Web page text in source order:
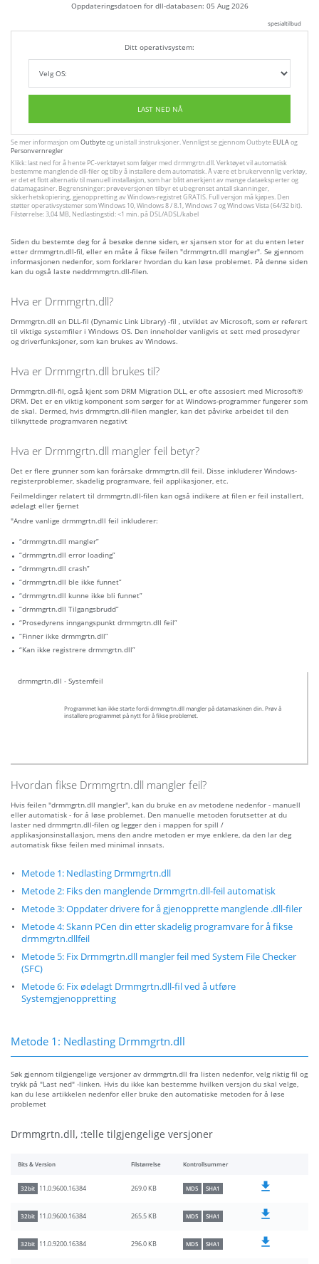
Oppdateringsdatoen for dll-databasen: 05 Aug 2026
spesialtilbud
Ditt operativsystem:
LAST NED NÅ
Se mer informasjon omOutbyteog unistall :instruksjoner. Vennligst se gjennom Outbyte EULAog
Personvernregler
Klikk: last ned for å hente PC-verktøyet som følger med drmmgrtn.dll. Verktøyet vil automatisk
bestemme manglende dll-filer og tilby å installere dem automatisk. Å være et brukervennlig verktøy,
er det et flott alternativ til manuell installasjon, som har blitt anerkjent av mange dataeksperter og
datamagasiner. Begrensninger: prøveversjonen tilbyr et ubegrenset antall skanninger,
sikkerhetskopiering, gjenoppretting av Windows-registret GRATIS. Full versjon må kjøpes. Den
støtter operativsystemer som Windows 10, Windows 8 / 8.1, Windows 7 og Windows Vista (64/32 bit).
Filstørrelse: 3,04 MB, Nedlastingstid: <1 min. på DSL/ADSL/kabel
Siden du bestemte deg for å besøke denne siden, er sjansen stor for at du enten leter
etter drmmgrtn.dll-fil, eller en måte å fikse feilen "drmmgrtn.dll mangler". Se gjennom
informasjonen nedenfor, som forklarer hvordan du kan løse problemet. På denne siden
kan du også laste neddrmmgrtn.dll-filen.
Hva er Drmmgrtn.dll?
Drmmgrtn.dll en DLL-fil (Dynamic Link Library) -fil , utviklet av Microsoft, som er referert
til viktige systemfiler i Windows OS. Den inneholder vanligvis et sett med prosedyrer
og driverfunksjoner, som kan brukes av Windows.
Hva er Drmmgrtn.dll brukes til?
Drmmgrtn.dll-fil, også kjent som DRM Migration DLL, er ofte assosiert med Microsoft®
DRM. Det er en viktig komponent som sørger for at Windows-programmer fungerer som
de skal. Dermed, hvis drmmgrtn.dll-filen mangler, kan det påvirke arbeidet til den
tilknyttede programvaren negativt
Hva er Drmmgrtn.dll mangler feil betyr?
Det er flere grunner som kan forårsake drmmgrtn.dll feil. Disse inkluderer Windows-
registerproblemer, skadelig programvare, feil applikasjoner, etc.
Feilmeldinger relatert til drmmgrtn.dll-filen kan også indikere at filen er feil installert,
ødelagt eller fjernet
"Andre vanlige drmmgrtn.dll feil inkluderer:
“drmmgrtn.dll mangler”
“drmmgrtn.dll error loading”
“drmmgrtn.dll crash”
“drmmgrtn.dll ble ikke funnet”
“drmmgrtn.dll kunne ikke bli funnet”
“drmmgrtn.dll Tilgangsbrudd”
“Prosedyrens inngangspunkt drmmgrtn.dll feil”
“Finner ikke drmmgrtn.dll”
“Kan ikke registrere drmmgrtn.dll”
drmmgrtn.dll - Systemfeil
Programmet kan ikke starte fordi drmmgrtn.dll mangler på datamaskinen din. Prøv å
installere programmet på nytt for å fikse problemet.
Hvordan fikse Drmmgrtn.dll mangler feil?
Hvis feilen "drmmgrtn.dll mangler", kan du bruke en av metodene nedenfor - manuell
eller automatisk - for å løse problemet. Den manuelle metoden forutsetter at du
laster ned drmmgrtn.dll-filen og legger den i mappen for spill /
applikasjonsinstallasjon, mens den andre metoden er mye enklere, da den lar deg
automatisk fikse feilen med minimal innsats.
Metode 1: Nedlasting Drmmgrtn.dll
Metode 2: Fiks den manglende Drmmgrtn.dll-feil automatisk
Metode 3: Oppdater drivere for å gjenopprette manglende .dll-filer
Metode 4: Skann PCen din etter skadelig programvare for å fikse
drmmgrtn.dllfeil
Metode 5: Fix Drmmgrtn.dll mangler feil med System File Checker
(SFC)
Metode 6: Fix ødelagt Drmmgrtn.dll-fil ved å utføre
Systemgjenoppretting
Metode 1: Nedlasting Drmmgrtn.dll
Søk gjennom tilgjengelige versjoner av drmmgrtn.dll fra listen nedenfor, velg riktig fil og
trykk på "Last ned" -linken. Hvis du ikke kan bestemme hvilken versjon du skal velge,
kan du lese artikkelen nedenfor eller bruke den automatiske metoden for å løse
problemet
Drmmgrtn.dll, :telle tilgjengelige versjoner
Bits & Version Filstørrelse Kontrollsummer
32bit 11.0.9600.16384 269.0 KB MD5 SHA1
32bit 11.0.9600.16384 265.5 KB MD5 SHA1
32bit 11.0.9200.16384 296.0 KB MD5 SHA1